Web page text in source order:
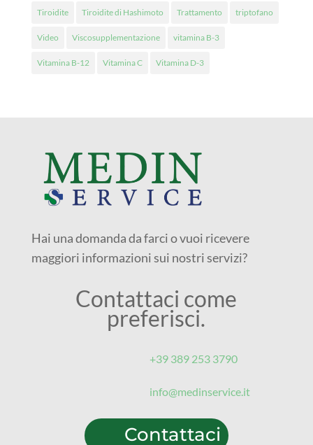
Tiroidite Tiroidite di Hashimoto Trattamento triptofano
Video Viscosupplementazione vitamina B-3
Vitamina B-12 Vitamina C Vitamina D-3
Hai una domanda da farci o vuoi ricevere
maggiori informazioni sui nostri servizi?
Contattaci come
preferisci.
+39 389 253 3790‬
info@medinservice.it
Contattaci